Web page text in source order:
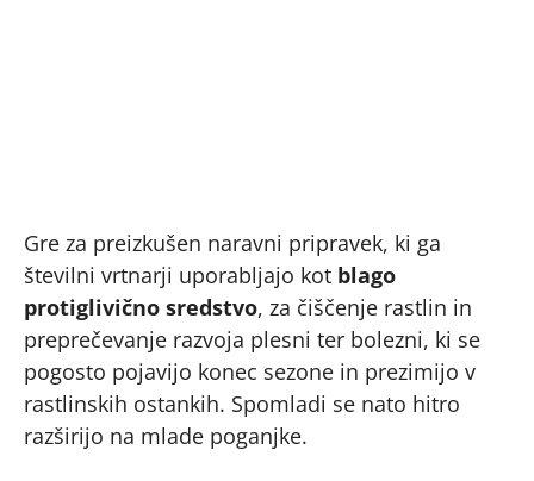
Gre za preizkušen naravni pripravek, ki ga
številni vrtnarji uporabljajo kot blago
protiglivično sredstvo, za čiščenje rastlin in
preprečevanje razvoja plesni ter bolezni, ki se
pogosto pojavijo konec sezone in prezimijo v
rastlinskih ostankih. Spomladi se nato hitro
razširijo na mlade poganjke.